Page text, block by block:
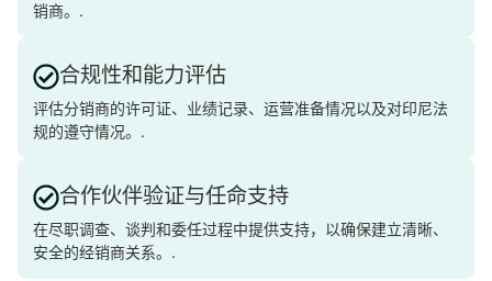
销商。.
合规性和能力评估
评估分销商的许可证、业绩记录、运营准备情况以及对印尼法
规的遵守情况。.
合作伙伴验证与任命支持
在尽职调查、谈判和委任过程中提供支持，以确保建立清晰、
安全的经销商关系。.